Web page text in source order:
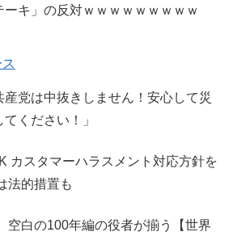
ーキ」の反対ｗｗｗｗｗｗｗｗｗ
産党は中抜きしません！安心して災
ください！」
カスタマーハラスメント対応方針を
法的措置も
空白の100年編の役者が揃う【世界